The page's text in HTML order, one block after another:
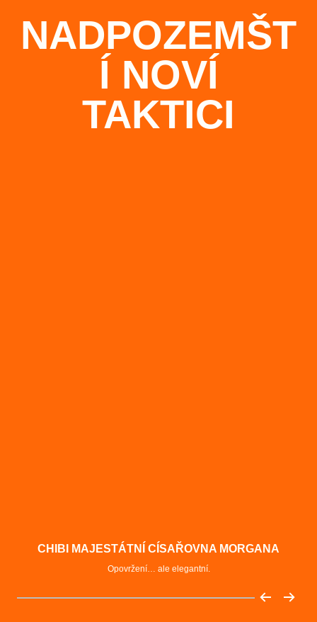
NADPOZEMŠT
Í NOVÍ
TAKTICI
CHIBI MAJESTÁTNÍ CÍSAŘOVNA MORGANA
Opovržení… ale elegantní.